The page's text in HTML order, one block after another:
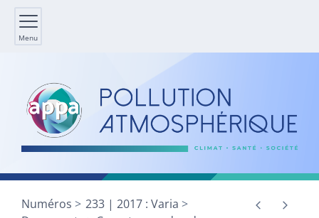
Menu
Numéros
233 | 2017 : Varia